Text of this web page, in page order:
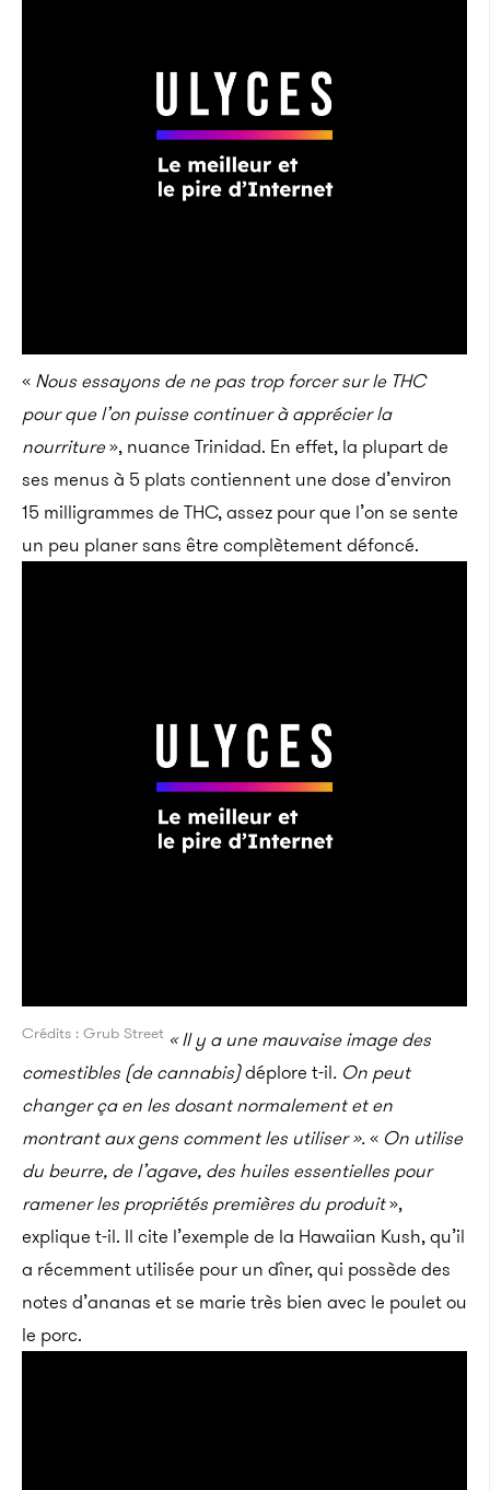
« Nous essayons de ne pas trop forcer sur le THC
pour que l’on puisse continuer à apprécier la
nourriture», nuance Trinidad. En effet, la plupart de
ses menus à 5 plats contiennent une dose d’environ
15 milligrammes de THC, assez pour que l’on se sente
un peu planer sans être complètement défoncé.
Crédits : Grub Street « Il y a une mauvaise image des
comestibles (de cannabis)déplore t-il. On peut
changer ça en les dosant normalement et en
montrant aux gens comment les utiliser ».« On utilise
du beurre, de l’agave, des huiles essentielles pour
ramener les propriétés premières du produit»,
explique t-il. Il cite l’exemple de la Hawaiian Kush, qu’il
a récemment utilisée pour un dîner, qui possède des
notes d’ananas et se marie très bien avec le poulet ou
le porc.